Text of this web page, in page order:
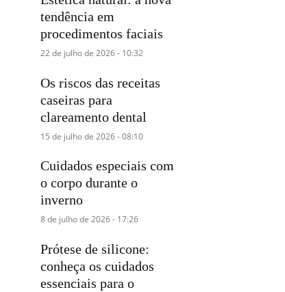
tendência em
procedimentos faciais
22 de julho de 2026 - 10:32
Os riscos das receitas
caseiras para
clareamento dental
15 de julho de 2026 - 08:10
Cuidados especiais com
o corpo durante o
inverno
8 de julho de 2026 - 17:26
Prótese de silicone:
conheça os cuidados
essenciais para o